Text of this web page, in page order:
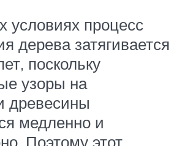
условиях процесс
дерева затягивается
поскольку
узоры на
древесины
медленно и
Поэтому этот